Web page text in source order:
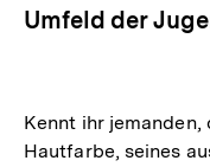
Umfeld der
Kennt ihr
Hautfarbe, seines